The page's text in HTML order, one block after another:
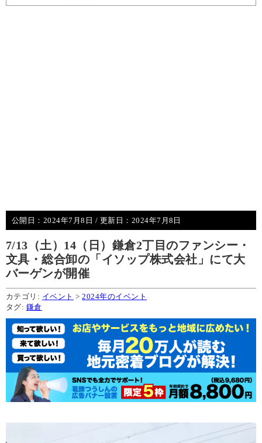
公開日： 2024年7月8日 / 更新日： 2024年7月8日
7/13（土）14（日）鎌倉2丁目のファンシー・
文具・総合卸の「イソップ株式会社」にて大
バーゲンが開催
カテゴリ: イベント >2024年のイベント
タグ: 鎌倉